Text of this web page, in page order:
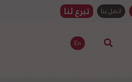
اتصل بنا تبرع لنا
En